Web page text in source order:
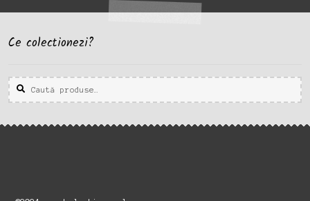
Ce colectionezi?
Caută
după:
Caută